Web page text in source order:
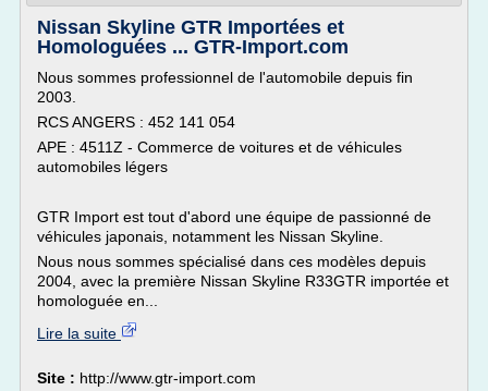
Nissan Skyline GTR Importées et
Homologuées ... GTR-Import.com
Nous sommes professionnel de l'automobile depuis fin
2003.
RCS ANGERS : 452 141 054
APE : 4511Z - Commerce de voitures et de véhicules
automobiles légers
GTR Import est tout d'abord une équipe de passionné de
véhicules japonais, notamment les Nissan Skyline.
Nous nous sommes spécialisé dans ces modèles depuis
2004, avec la première Nissan Skyline R33GTR importée et
homologuée en...
Lire la suite
Site : http://www.gtr-import.com